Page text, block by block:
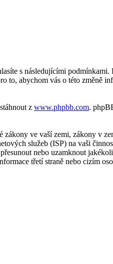
s následujícími podmínkami.
to, abychom vás o této změně
z www.phpbb.com.
ve vaší zemi, zákony v
služeb (ISP) na vaši
nebo uzamknout
třetí straně nebo cizím